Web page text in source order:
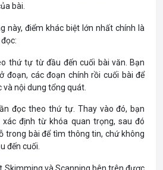
bài.
này, điểm khác biệt lớn nhất chính là
thứ tự từ đầu đến cuối bài văn. Bạn
đoạn, các đoạn chính rồi cuối bài để
nội dung tổng quát.
đọc theo thứ tự. Thay vào đó, bạn
định từ khóa quan trọng, sau đó
trong bài để tìm thông tin, chứ không
đến cuối.
Skimming và Scanning bên trên được